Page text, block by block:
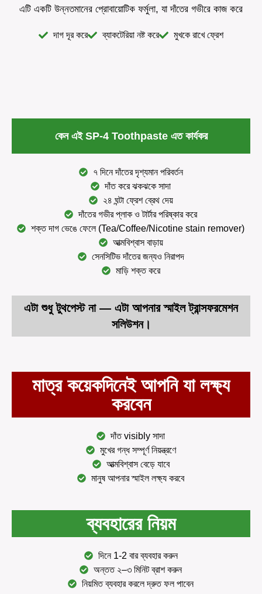
এটি একটি উন্নতমানের প্রোবায়োটিক ফর্মুলা, যা দাঁতের গভীরে কাজ করে
দাগ দূর করে ব্যাকটেরিয়া নষ্ট করে মুখকে রাখে ফ্রেশ
কেন এই SP-4 Toothpaste এত কার্যকর
৭ দিনে দাঁতের দৃশ্যমান পরিবর্তন
দাঁত করে ঝকঝকে সাদা
২৪ ঘন্টা ফ্রেশ ব্রেথ দেয়
দাঁতের গভীর প্লাক ও টার্টার পরিষ্কার করে
শক্ত দাগ ভেঙে ফেলে (Tea/Coffee/Nicotine stain remover)
আত্মবিশ্বাস বাড়ায়
সেনসিটিভ দাঁতের জন্যও নিরাপদ
মাড়ি শক্ত করে
এটা শুধু টুথপেস্ট না — এটা আপনার স্মাইল ট্রান্সফরমেশন
সলিউশন।
মাত্র কয়েকদিনেই আপনি যা লক্ষ্য
করবেন
দাঁত visibly সাদা
মুখের গন্ধ সম্পূর্ণ নিয়ন্ত্রণে
আত্মবিশ্বাস বেড়ে যাবে
মানুষ আপনার স্মাইল লক্ষ্য করবে
ব্যবহারের নিয়ম
দিনে 1-2 বার ব্যবহার করুন
অন্তত ২–৩ মিনিট ব্রাশ করুন
নিয়মিত ব্যবহার করলে দ্রুত ফল পাবেন